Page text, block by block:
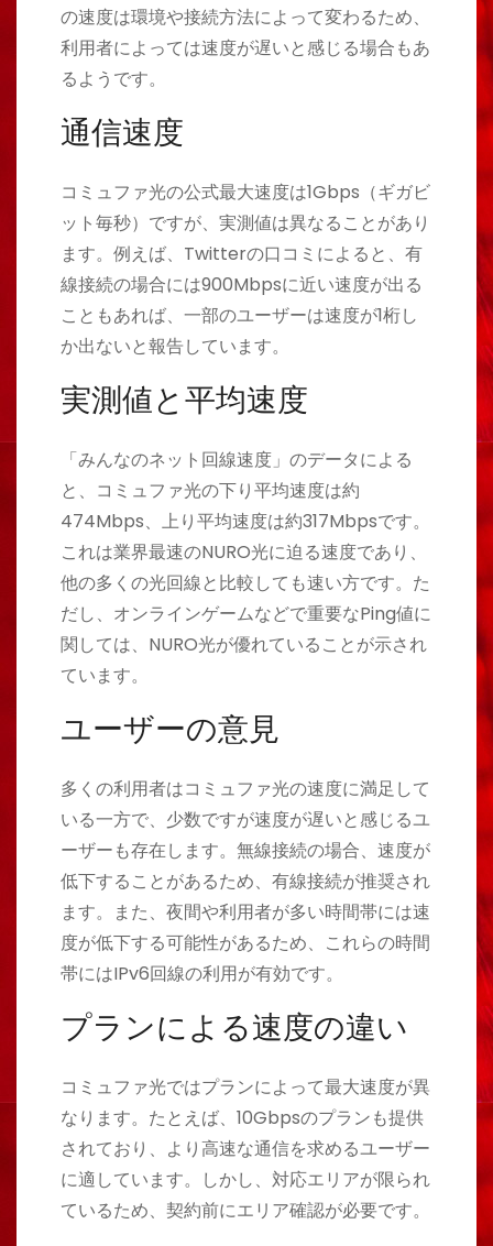
の速度は環境や接続方法によって変わるため、
利用者によっては速度が遅いと感じる場合もあ
るようです。
通信速度
コミュファ光の公式最大速度は1Gbps（ギガビ
ット毎秒）ですが、実測値は異なることがあり
ます。例えば、Twitterの口コミによると、有
線接続の場合には900Mbpsに近い速度が出る
こともあれば、一部のユーザーは速度が1桁し
か出ないと報告しています。
実測値と平均速度
「みんなのネット回線速度」のデータによる
と、コミュファ光の下り平均速度は約
474Mbps、上り平均速度は約317Mbpsです。
これは業界最速のNURO光に迫る速度であり、
他の多くの光回線と比較しても速い方です。た
だし、オンラインゲームなどで重要なPing値に
関しては、NURO光が優れていることが示され
ています。
ユーザーの意見
多くの利用者はコミュファ光の速度に満足して
いる一方で、少数ですが速度が遅いと感じるユ
ーザーも存在します。無線接続の場合、速度が
低下することがあるため、有線接続が推奨され
ます。また、夜間や利用者が多い時間帯には速
度が低下する可能性があるため、これらの時間
帯にはIPv6回線の利用が有効です。
プランによる速度の違い
コミュファ光ではプランによって最大速度が異
なります。たとえば、10Gbpsのプランも提供
されており、より高速な通信を求めるユーザー
に適しています。しかし、対応エリアが限られ
ているため、契約前にエリア確認が必要です。